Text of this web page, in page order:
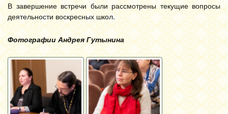
В завершение встречи были рассмотрены текущие вопросы
деятельности воскресных школ.
Фотографии Андрея Гутынина